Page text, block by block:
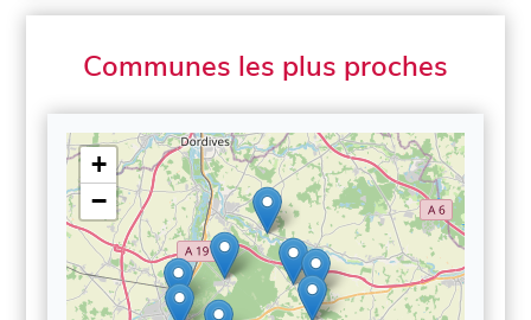
Communes les plus proches
+
−